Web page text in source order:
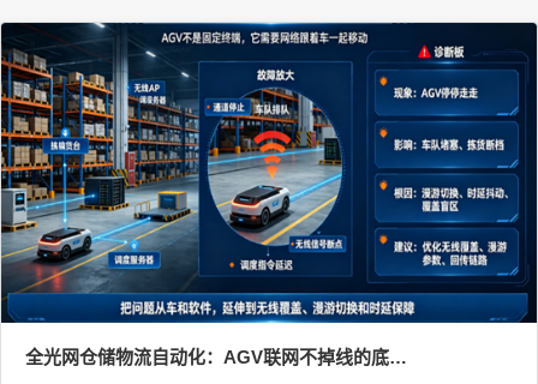
全光网仓储物流自动化：AGV联网不掉线的底层逻辑